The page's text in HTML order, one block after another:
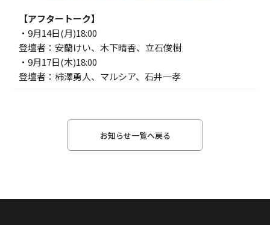
【アフタートーク】
・9月14日(月)18:00
登壇者：安蘭けい、木下晴香、立石俊樹
・9月17日(木)18:00
登壇者：柿澤勇人、マルシア、石井一孝
お知らせ一覧へ戻る